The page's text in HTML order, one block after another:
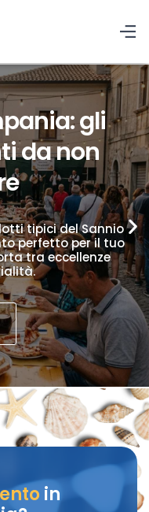
gli
da non
tipici del Sannio
perfetto per il tuo
tra eccellenze
in